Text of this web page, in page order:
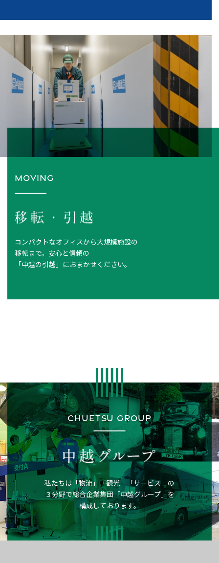
MOVING
コンパクトなオフィスから大規模施設の
移転まで。安心と信頼の
「中越の引越」におまかせください。
CHUETSU GROUP
私たちは「物流」「観光」「サービス」の
３分野で総合企業集団「中越グループ」を
構成しております。